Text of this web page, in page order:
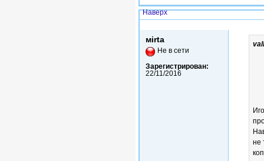
Наверх
мirta
Не в сети
Зарегистрирован:
22/11/2016
не